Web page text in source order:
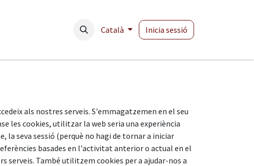
Català Inicia sessió
als nostres serveis. S'emmagatzemen en el seu
les cookies, utilitzar la web seria una experiència
seva sessió (perquè no hagi de tornar a iniciar
basades en l'activitat anterior o actual en el
serveis. També utilitzem cookies per a ajudar-nos a